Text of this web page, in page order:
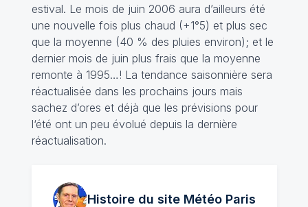
estival. Le mois de juin 2006 aura d’ailleurs été
une nouvelle fois plus chaud (+1°5) et plus sec
que la moyenne (40 % des pluies environ); et le
dernier mois de juin plus frais que la moyenne
remonte à 1995…! La tendance saisonnière sera
réactualisée dans les prochains jours mais
sachez d’ores et déjà que les prévisions pour
l‘été ont un peu évolué depuis la dernière
réactualisation.
Histoire du site MétéoParis